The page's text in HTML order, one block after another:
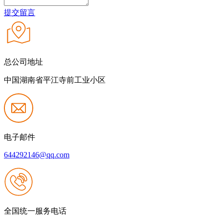
提交留言
总公司地址
中国湖南省平江寺前工业小区
电子邮件
644292146@qq.com
全国统一服务电话